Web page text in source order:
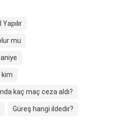
mu
kim
kaç maç ceza aldı?
Güreş hangi ildedir?